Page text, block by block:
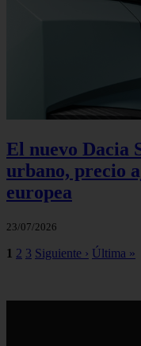
El nuevo Dacia
urbano, precio
europea
23/07/2026
1 2 3 Siguiente › Última »